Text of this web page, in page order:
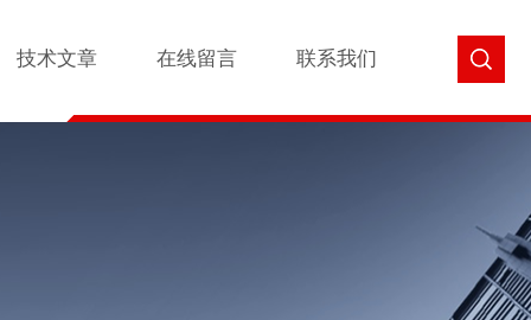
技术文章 在线留言 联系我们